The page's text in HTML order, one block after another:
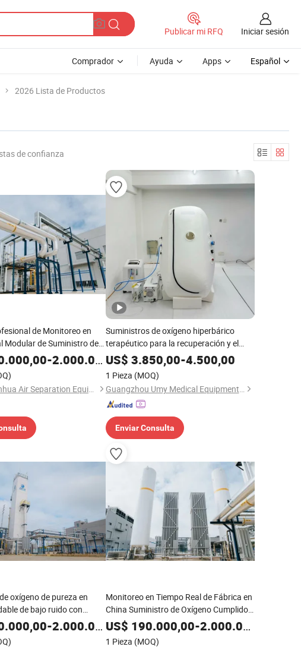
Publicar mi RFQ Iniciar sesión
Comprador Ayuda Apps Español
2026 Lista de Productos
de confianza
de Monitoreo en
Modular de Suministro de
Plantas de Acero
-2.000.000,00
Zhejiang Jinhua Air Separation Equipment Co., Ltd
Suministros de oxígeno hiperbárico
terapéutico para la recuperación y el
descanso suave
US$ 3.850,00-4.500,00
1 Pieza (MOQ)
Guangzhou Umy Medical Equipment Co., Ltd.
Enviar Consulta
oxígeno de pureza en
de bajo ruido con
ISO
-2.000.000,00
Monitoreo en Tiempo Real de Fábrica en
China Suministro de Oxígeno Cumplidor
para Procesamiento de Alimentos
US$ 190.000,00-2.000.000,00
1 Pieza (MOQ)